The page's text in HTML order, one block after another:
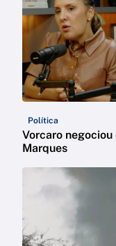
Política
Vorcaro
Marques